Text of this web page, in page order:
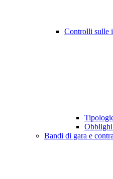
Controlli sulle
Obblighi
Bandi di gara e